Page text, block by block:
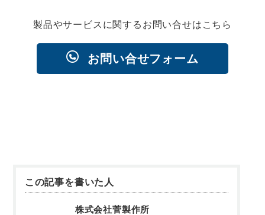
製品やサービスに関するお問い合せはこちら
お問い合せフォーム
この記事を書いた人
株式会社菅製作所